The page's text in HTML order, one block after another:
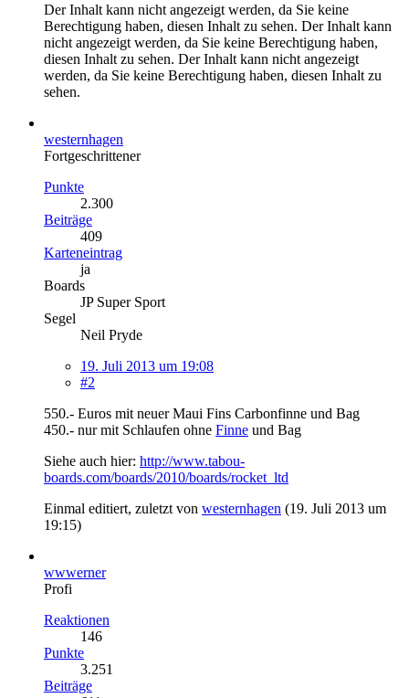
Der Inhalt kann nicht angezeigt werden, da Sie keine
Berechtigung haben, diesen Inhalt zu sehen. Der Inhalt kann
nicht angezeigt werden, da Sie keine Berechtigung haben,
diesen Inhalt zu sehen. Der Inhalt kann nicht angezeigt
werden, da Sie keine Berechtigung haben, diesen Inhalt zu
sehen.
westernhagen
Fortgeschrittener
Punkte
2.300
Beiträge
409
Karteneintrag
ja
Boards
JP Super Sport
Segel
Neil Pryde
19. Juli 2013 um 19:08
#2
550.- Euros mit neuer Maui Fins Carbonfinne und Bag
450.- nur mit Schlaufen ohne Finne und Bag
Siehe auch hier: http://www.tabou-
boards.com/boards/2010/boards/rocket_ltd
Einmal editiert, zuletzt von westernhagen (19. Juli 2013 um
19:15)
wwwerner
Profi
Reaktionen
146
Punkte
3.251
Beiträge